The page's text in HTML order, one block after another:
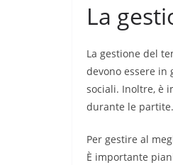
La
La gestione del
devono essere
sociali. Inoltre, è
durante le partite.
Per gestire al
È importante